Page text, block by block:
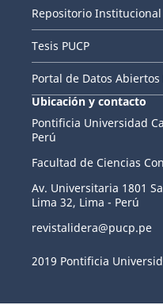
Repositorio Institucional
Tesis PUCP
Portal de Datos Abiertos
Ubicación y contacto
Pontificia Universidad
Perú
Facultad de Ciencias
Av. Universitaria 1801
Lima 32, Lima - Perú
revistalidera@pucp.pe
2019 Pontificia